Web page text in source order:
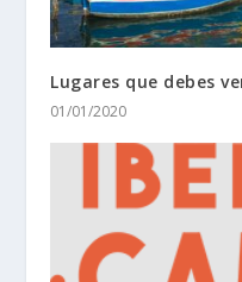
Lugares que debes
01/01/2020